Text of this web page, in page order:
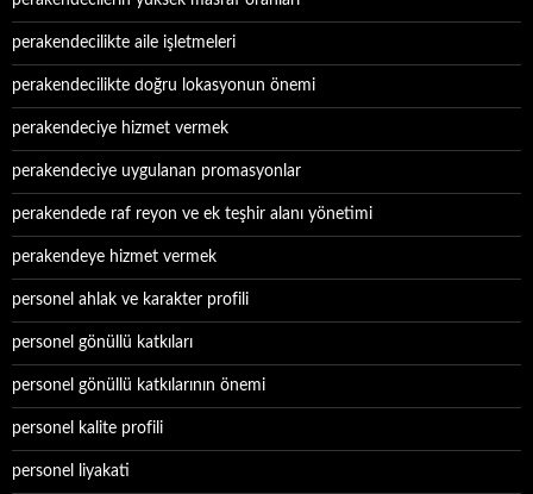
perakendecilikte aile işletmeleri
perakendecilikte doğru lokasyonun önemi
perakendeciye hizmet vermek
perakendeciye uygulanan promasyonlar
perakendede raf reyon ve ek teşhir alanı yönetimi
perakendeye hizmet vermek
personel ahlak ve karakter profili
personel gönüllü katkıları
personel gönüllü katkılarının önemi
personel kalite profili
personel liyakati